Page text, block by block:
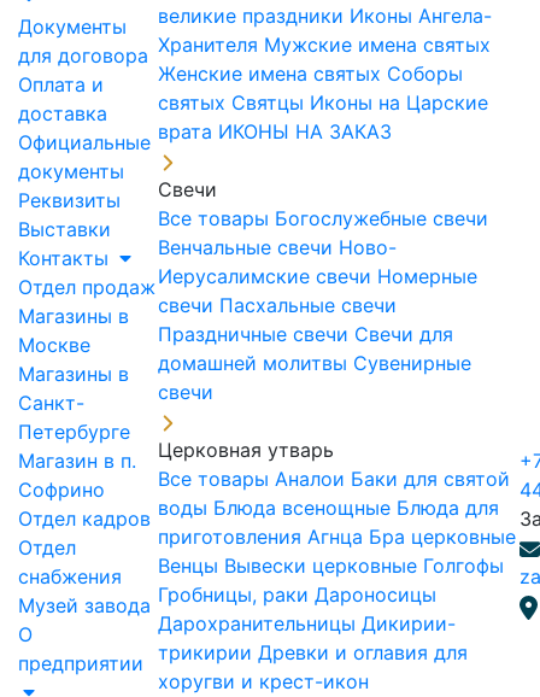
Документы
для договора
Оплата и
доставка
Официальные
документы
Реквизиты
Выставки
Контакты
Отдел продаж
Магазины в
Москве
Магазины в
Санкт-
Петербурге
Магазин в п.
Софрино
Отдел кадров
Отдел
снабжения
Музей завода
О
предприятии
великие праздники Иконы Ангела-
Хранителя Мужские имена святых
Женские имена святых Соборы
святых Святцы Иконы на Царские
врата ИКОНЫ НА ЗАКАЗ
Свечи
Все товары Богослужебные свечи
Венчальные свечи Ново-
Иерусалимские свечи Номерные
свечи Пасхальные свечи
Праздничные свечи Свечи для
домашней молитвы Сувенирные
свечи
Церковная утварь
Все товары Аналои Баки для святой
воды Блюда всенощные Блюда для
приготовления Агнца Бра церковные
Венцы Вывески церковные Голгофы
Гробницы, раки Дароносицы
Дарохранительницы Дикирии-
трикирии Древки и оглавия для
хоругви и крест-икон